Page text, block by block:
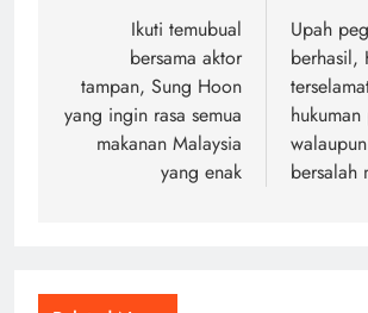
navigation
Ikuti temubual
bersama aktor
tampan, Sung Hoon
yang ingin rasa semua
makanan Malaysia
yang enak
Upah
berhasil,
bersalah